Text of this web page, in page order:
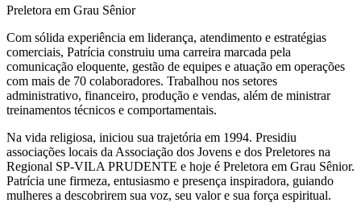
Preletora em Grau Sênior
Com sólida experiência em liderança, atendimento e estratégias
comerciais, Patrícia construiu uma carreira marcada pela
comunicação eloquente, gestão de equipes e atuação em operações
com mais de 70 colaboradores. Trabalhou nos setores
administrativo, financeiro, produção e vendas, além de ministrar
treinamentos técnicos e comportamentais.
Na vida religiosa, iniciou sua trajetória em 1994. Presidiu
associações locais da Associação dos Jovens e dos Preletores na
Regional SP-VILA PRUDENTE e hoje é Preletora em Grau Sênior.
Patrícia une firmeza, entusiasmo e presença inspiradora, guiando
mulheres a descobrirem sua voz, seu valor e sua força espiritual.